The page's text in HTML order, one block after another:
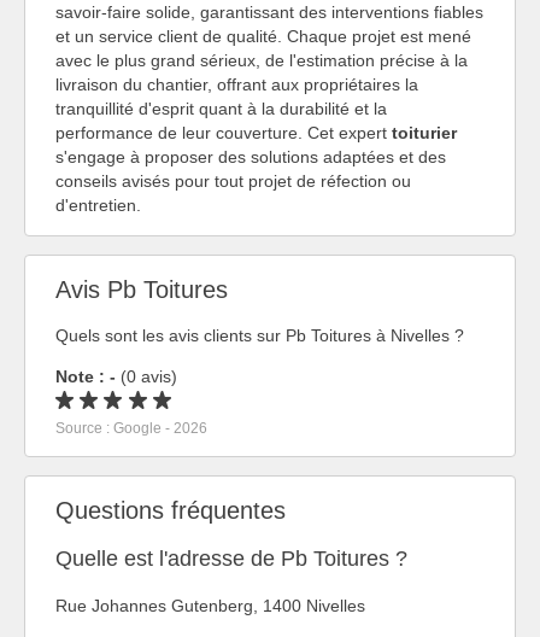
savoir-faire solide, garantissant des interventions fiables
et un service client de qualité. Chaque projet est mené
avec le plus grand sérieux, de l'estimation précise à la
livraison du chantier, offrant aux propriétaires la
tranquillité d'esprit quant à la durabilité et la
performance de leur couverture. Cet expert toiturier
s'engage à proposer des solutions adaptées et des
conseils avisés pour tout projet de réfection ou
d'entretien.
Avis Pb Toitures
Quels sont les avis clients sur Pb Toitures à Nivelles ?
Note : - (0 avis)
Source : Google - 2026
Questions fréquentes
Quelle est l'adresse de Pb Toitures ?
Rue Johannes Gutenberg, 1400 Nivelles